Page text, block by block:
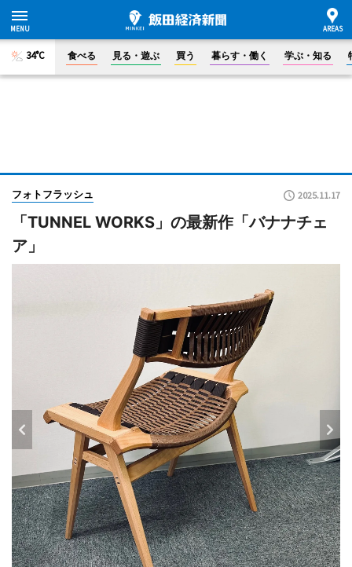
34°C 食べる 見る・遊ぶ 買う 暮らす・働く 学ぶ・知る
フォトフラッシュ 2025.11.17
「TUNNEL WORKS」の最新作「バナナチェ
ア」